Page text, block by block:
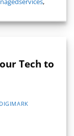
Tech to
DIGIMARK